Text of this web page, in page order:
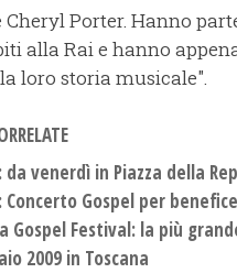
Porter. Hanno
alla Rai e hanno
loro storia musicale".
da venerdì in Piazza della
Concerto Gospel per
Gospel Festival: la più
2009 in Toscana